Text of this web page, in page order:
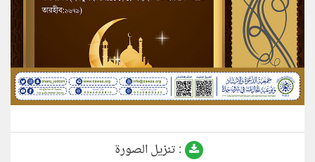
تنزيل الصورة :